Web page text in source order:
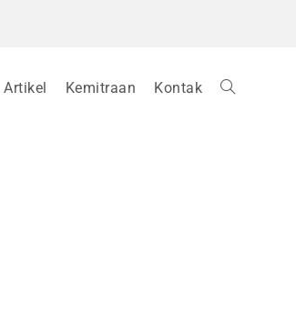
Artikel Kemitraan Kontak